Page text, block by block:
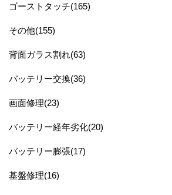
ゴーストタッチ(165)
その他(155)
背面ガラス割れ(63)
バッテリー交換(36)
画面修理(23)
バッテリー経年劣化(20)
バッテリー膨張(17)
基盤修理(16)